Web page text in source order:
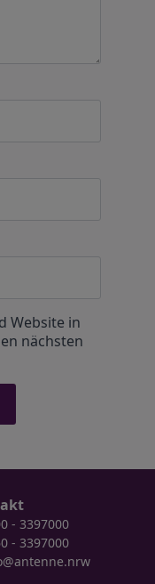
Website in
nächsten
- 3397000
- 3397000